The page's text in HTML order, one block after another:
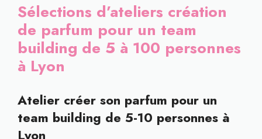
Sélections d’ateliers création
de parfum pour un team
building de 5 à 100 personnes
à Lyon
Atelier créer son parfum pour un
team building de 5-10 personnes à
Lyon